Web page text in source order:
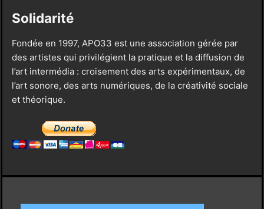
Solidarité
Fondée en 1997, APO33 est une association gérée par
des artistes qui privilégient la pratique et la diffusion de
l’art intermédia : croisement des arts expérimentaux, de
l’art sonore, des arts numériques, de la créativité sociale
et théorique.